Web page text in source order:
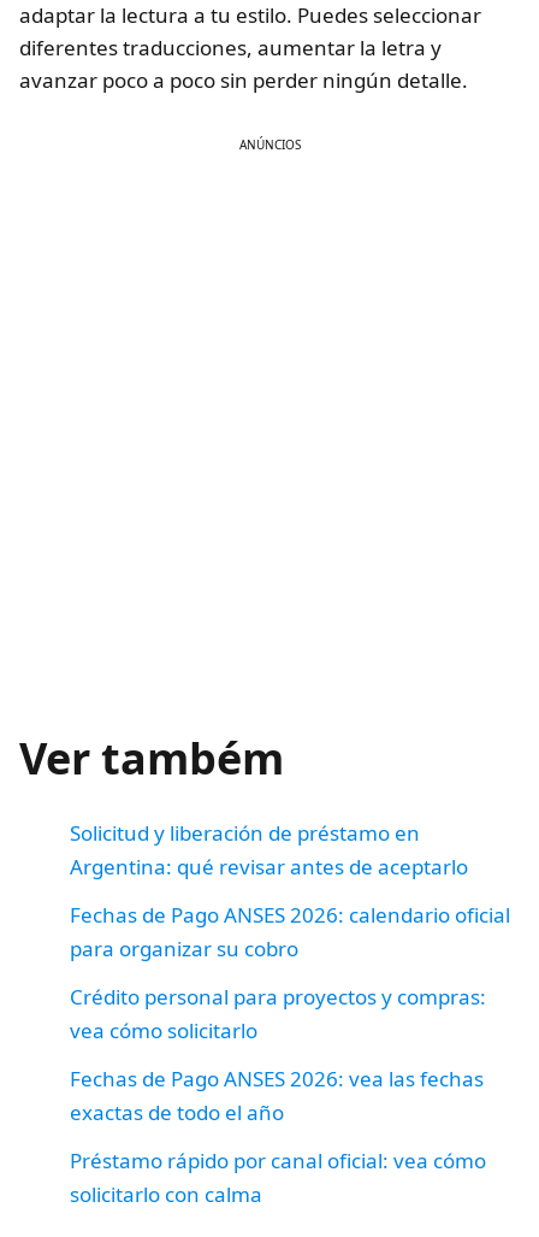
adaptar la lectura a tu estilo. Puedes seleccionar
diferentes traducciones, aumentar la letra y
avanzar poco a poco sin perder ningún detalle.
ANÚNCIOS
Ver também
Solicitud y liberación de préstamo en
Argentina: qué revisar antes de aceptarlo
Fechas de Pago ANSES 2026: calendario oficial
para organizar su cobro
Crédito personal para proyectos y compras:
vea cómo solicitarlo
Fechas de Pago ANSES 2026: vea las fechas
exactas de todo el año
Préstamo rápido por canal oficial: vea cómo
solicitarlo con calma